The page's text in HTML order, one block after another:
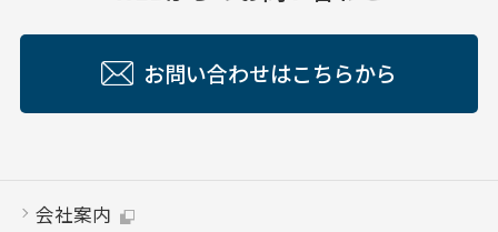
お問い合わせはこちらから
会社案内